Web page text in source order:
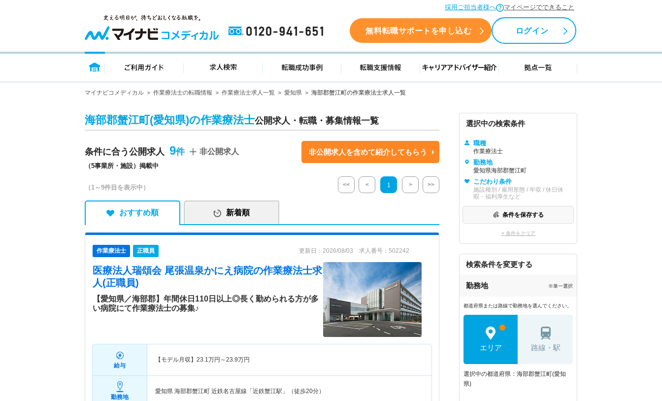
採用ご担当者様へ マイページでできること
0120-941-651 無料転職サポートを申し込む ログイン
トップページ ご利用ガイド 求人検索 転職成功事例 転職支援情報 キャリアアドバイザー紹介 拠点一覧
マイナビコメディカル 作業療法士の転職情報 作業療法士求人一覧 愛知県 海部郡蟹江町の作業療法士求人一覧
海部郡蟹江町(愛知県)の作業療法士公開求人・転職・募集情報一覧
条件に合う公開求人 9
（5事業所・施設）掲載中
非公開求人 非公開求人を含めて紹介してもらう
（1～9件目を表示中） << < 1 > >>
おすすめ順 新着順
作業療法士 正職員 更新日：2026/08/03 求人番号：502242
医療法人瑞頌会 尾張温泉かにえ病院の作業療法士求
人(正職員)
【愛知県／海部郡】年間休日110日以上◎長く勤められる方が多
い病院にて作業療法士の募集♪
給与
【モデル月収】 23.1万円～23.9万円
勤務地
愛知県 海部郡蟹江町 近鉄名古屋線「近鉄蟹江駅」（徒歩20分）
選択中の検索条件
職種
作業療法士
勤務地
愛知県海部郡蟹江町
こだわり条件
施設種別 / 雇用形態 / 年収 / 休日休
暇・福利厚生など
条件を保存する
× 条件をクリア
検索条件を変更する
勤務地 ※単一選択
都道府県または路線で勤務地を選んでください。
エリア 路線・駅
選択中の都道府県：海部郡蟹江町(愛知
県)